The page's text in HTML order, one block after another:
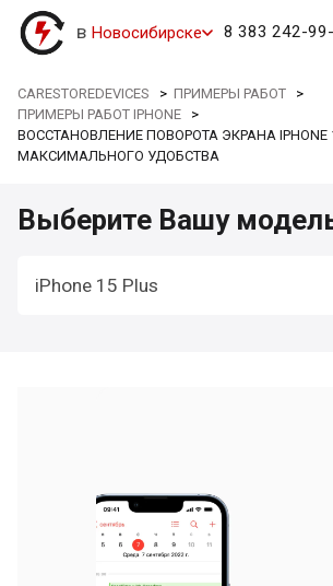
в Новосибирске 8 383 242-
CARESTOREDEVICES >ПРИМЕРЫ РАБОТ >
ПРИМЕРЫ РАБОТ IPHONE >
ВОССТАНОВЛЕНИЕ ПОВОРОТА ЭКРАНА IPHONE
МАКСИМАЛЬНОГО УДОБСТВА
Выберите Вашу
iPhone 15 Plus